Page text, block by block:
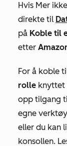
Hvis Mer
direkte til
på Koble til
etter
For å koble
rolle knyttet
opp tilgang
egne
eller du kan
konsollen.